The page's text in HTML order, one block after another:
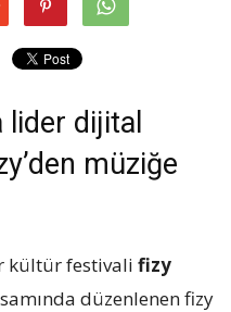
lider dijital
müziğe
kültür festivali fizy
düzenlenen fizy